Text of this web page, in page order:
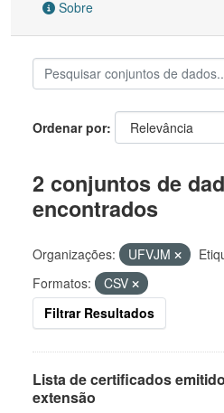
Sobre
Ordenar por
2 conjuntos de
encontrados
Organizações: UFVJM
Formatos:
CSV
Filtrar Resultados
Lista de certificados
extensão